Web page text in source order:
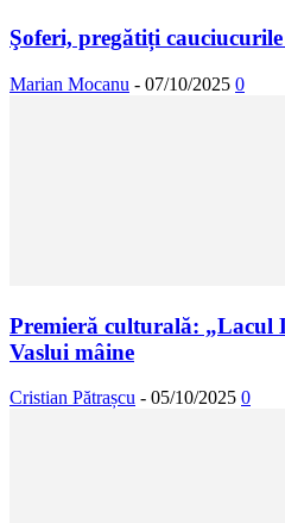
Şoferi, pregătiți
Marian Mocanu - 07/10/2025 0
Premieră culturală: „Lacul
Vaslui mâine
Cristian Pătrașcu - 05/10/2025 0